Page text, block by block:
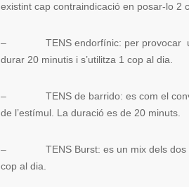
existint cap contraindicació en posar-lo 2
– TENS endorfínic: per provocar un
durar 20 minutis i s’utilitza 1 cop al dia.
– TENS de barrido: es com el
de l’estímul. La duració es de 20 minuts.
– TENS Burst: es un mix dels dos
cop al dia.